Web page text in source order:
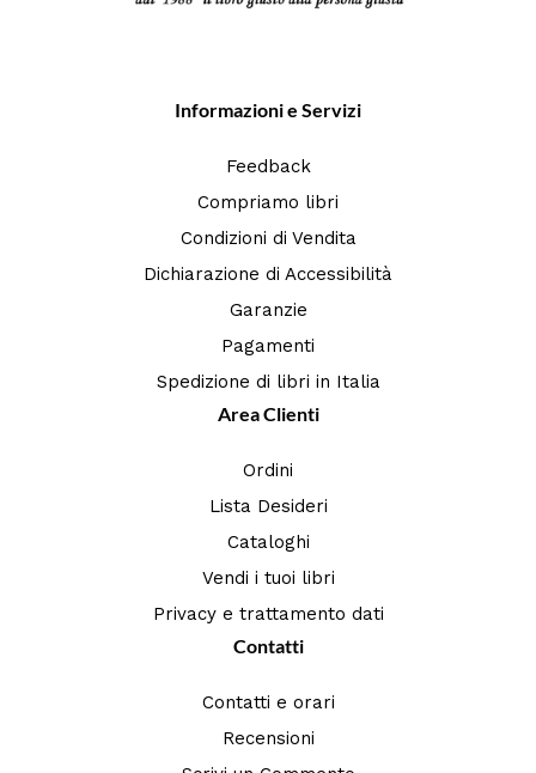
Informazioni e Servizi
Feedback
Compriamo libri
Condizioni di Vendita
Dichiarazione di Accessibilità
Garanzie
Pagamenti
Spedizione di libri in Italia
Area Clienti
Ordini
Lista Desideri
Cataloghi
Vendi i tuoi libri
Privacy e trattamento dati
Contatti
Contatti e orari
Recensioni